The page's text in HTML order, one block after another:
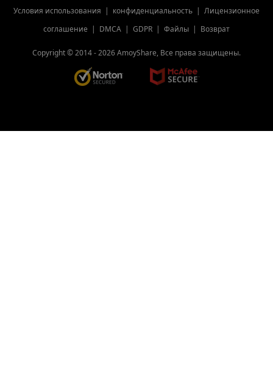
Условия использования | конфиденциальность | Лицензионное
соглашение | DMCA | GDPR | Файлы | Возврат
Copyright © 2014 -2026AmoyShare, Все права защищены.